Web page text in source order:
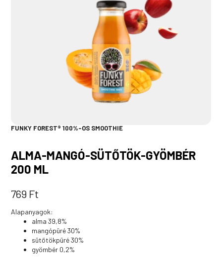
FUNKY FOREST® 100%-OS SMOOTHIE
ALMA-MANGÓ-SÜTŐTÖK-GYÖMBÉR
200 ML
769 Ft
Alapanyagok:
alma 39,8%
mangópüré 30%
sütőtökpüré 30%
gyömbér 0,2%